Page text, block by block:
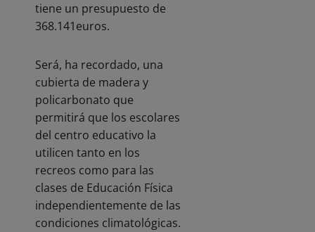
tiene un presupuesto de
368.141euros.
Será, ha recordado, una
cubierta de madera y
policarbonato que
permitirá que los escolares
del centro educativo la
utilicen tanto en los
recreos como para las
clases de Educación Física
independientemente de las
condiciones climatológicas.